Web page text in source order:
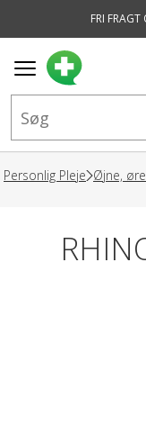
FRI
Personlig Pleje Øjne,